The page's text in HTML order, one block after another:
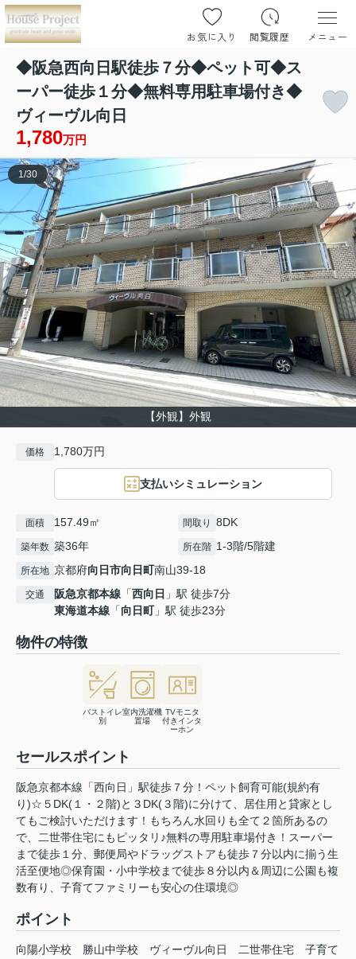
お気に入り 閲覧履歴 メニュー
◆阪急西向日駅徒歩７分◆ペット可◆ス
ーパー徒歩１分◆無料専用駐車場付き◆
ヴィーヴル向日
1,780万円
【外観】外観
1 /30
価格 1,780万円
支払いシミュレーション
面積 157.49㎡ 間取り 8DK
築年数 築36年 所在階 1-3階/5階建
所在地 京都府向日市向日町南山39-18
交通 阪急京都本線 「西向日 」駅 徒歩7分
東海道本線 「向日町」駅 徒歩23分
物件の特徴
バストイレ
別
室内洗濯機
置場
TVモニタ
付きインタ
ーホン
セールスポイント
阪急京都本線「西向日」駅徒歩７分！ペット飼育可能(規約有
り)☆５DK(１・２階)と３DK(３階)に分けて、居住用と貸家とし
てもご検討いただけます！もちろん水回りも全て２箇所あるの
で、二世帯住宅にもピッタリ♪無料の専用駐車場付き！スーパー
まで徒歩１分、郵便局やドラッグストアも徒歩７分以内に揃う生
活至便地◎保育園・小中学校まで徒歩８分以内＆周辺に公園も複
数有り、子育てファミリーも安心の住環境◎
ポイント
向陽小学校 勝山中学校 ヴィーヴル向日 二世帯住宅
子育て